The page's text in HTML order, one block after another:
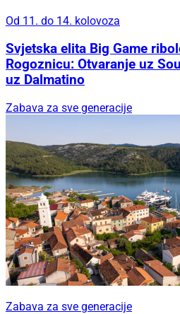
Od 11. do 14. kolovoza
Svjetska elita Big Game
Rogoznicu: Otvaranje uz
uz Dalmatino
Zabava za sve generacije
Zabava za sve generacije